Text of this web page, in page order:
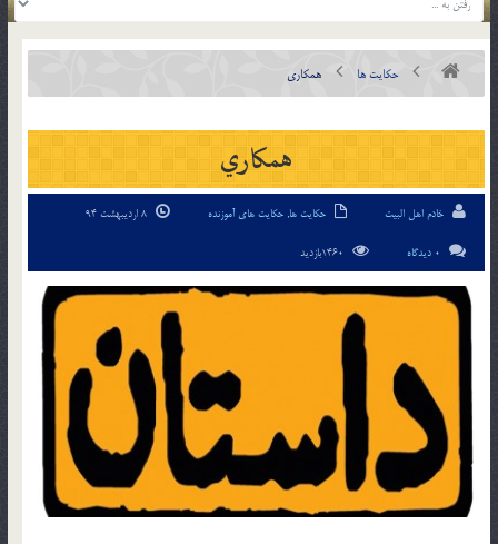
حکایت ها همکاري
همکاري
خادم اهل البیت حکایت ها, حکایت های آموزنده
0 دیدگاه